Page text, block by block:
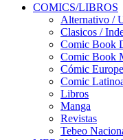
COMICS/LIBROS
Alternativo /
Clasicos /
Comic Book
Comic Book
Cómic
Comic
Libros
Manga
Revistas
Tebeo